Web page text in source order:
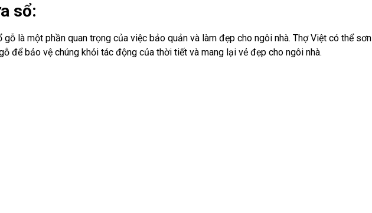
sổ:
gỗ là một phần quan trọng của việc bảo quản và làm đẹp cho ngôi nhà. Thợ Việt có thể sơn
để bảo vệ chúng khỏi tác động của thời tiết và mang lại vẻ đẹp cho ngôi nhà.